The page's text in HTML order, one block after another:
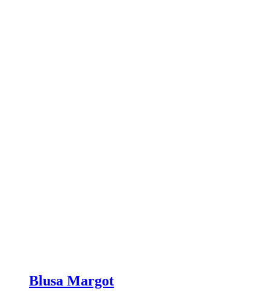
Blusa Margot